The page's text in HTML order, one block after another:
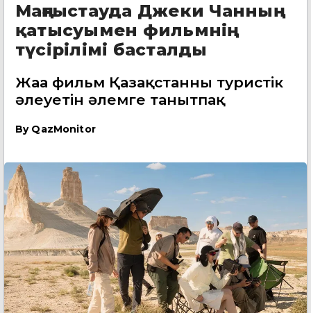
Маңғыстауда Джеки Чанның
қатысуымен фильмнің
түсірілімі басталды
Жаңа фильм Қазақстанның туристік
әлеуетін әлемге танытпақ
By QazMonitor